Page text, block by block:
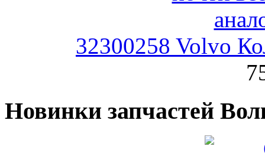
32300258 Volvo
Новинки запчастей